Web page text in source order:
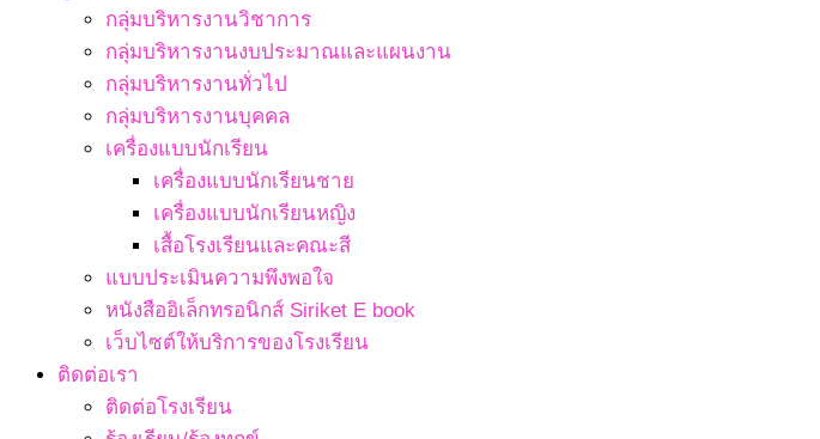
กลุ่มบริหารงานวิชาการ
กลุ่มบริหารงานงบประมาณและแผนงาน
กลุ่มบริหารงานทั่วไป
กลุ่มบริหารงานบุคคล
เครื่องแบบนักเรียน
เครื่องแบบนักเรียนชาย
เครื่องแบบนักเรียนหญิง
เสื้อโรงเรียนและคณะสี
แบบประเมินความพึงพอใจ
หนังสืออิเล็กทรอนิกส์ Siriket E book
เว็บไซต์ให้บริการของโรงเรียน
ติดต่อเรา
ติดต่อโรงเรียน